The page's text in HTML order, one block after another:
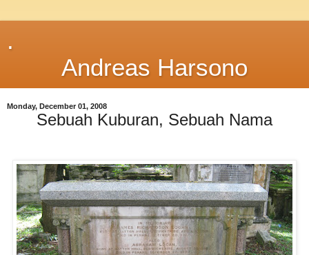
.
Andreas Harsono
Monday, December 01, 2008
Sebuah Kuburan, Sebuah Nama